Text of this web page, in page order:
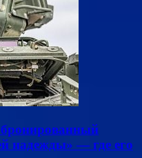
надежды» — где его